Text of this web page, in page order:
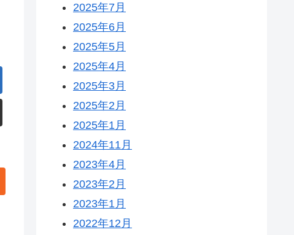
2025年7月
2025年6月
2025年5月
2025年4月
2025年3月
2025年2月
2025年1月
2024年11月
2023年4月
2023年2月
2023年1月
2022年12月